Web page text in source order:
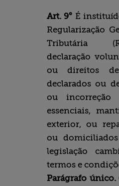
Art. 9° É
Regularização
Tributária
declaração
ou direitos
declarados ou
ou incorreção
essenciais,
exterior, ou
ou
legislação
termos e
Parágrafo único.